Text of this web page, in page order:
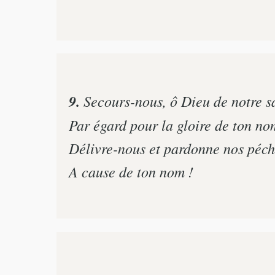
9. Secours-nous, ô Dieu de notre
Par égard pour la gloire de ton
Délivre-nous et pardonne nos
A cause de ton nom !